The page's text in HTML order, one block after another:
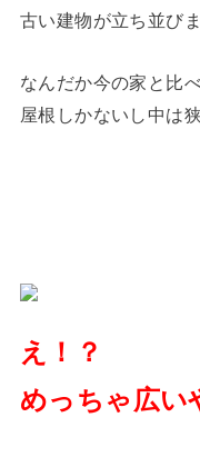
古い建物が立ち並びま
なんだか今の家と比
屋根しかないし中は
え！？
めっちゃ広い